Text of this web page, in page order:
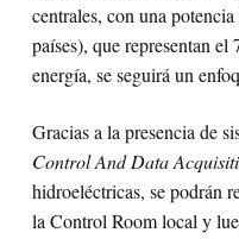
centrales, con una
países), que representan
energía, se seguirá un
Gracias a la presencia de
Control And Data
hidroeléctricas, se podrán
la Control Room local y